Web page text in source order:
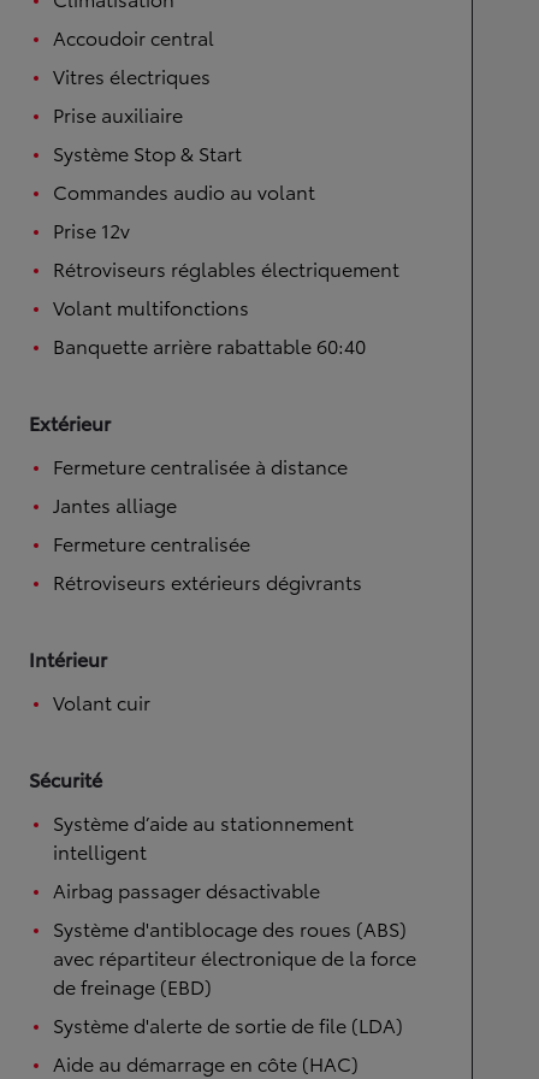
Accoudoir central
Vitres électriques
Prise auxiliaire
Système Stop & Start
Commandes audio au volant
Prise 12v
Rétroviseurs réglables électriquement
Volant multifonctions
Banquette arrière rabattable 60:40
Extérieur
Fermeture centralisée à distance
Jantes alliage
Fermeture centralisée
Rétroviseurs extérieurs dégivrants
Intérieur
Volant cuir
Sécurité
Système d’aide au stationnement
intelligent
Airbag passager désactivable
Système d'antiblocage des roues (ABS)
avec répartiteur électronique de la force
de freinage (EBD)
Système d'alerte de sortie de file (LDA)
Aide au démarrage en côte (HAC)